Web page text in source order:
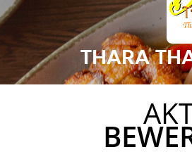
THARA